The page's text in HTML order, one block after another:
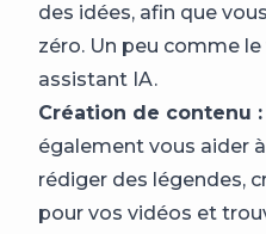
des idées, afin que
zéro. Un peu comme
assistant IA.
Création de contenu :
également vous aider
rédiger des légendes,
pour vos vidéos et